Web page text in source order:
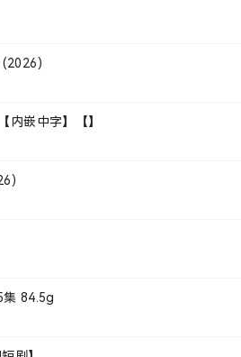
(2026)
内嵌中字】【】
集 84.5g